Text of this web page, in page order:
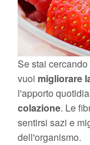
Se stai cercando
vuoi migliorare
l'apporto
colazione. Le
sentirsi sazi e
dell'organismo.